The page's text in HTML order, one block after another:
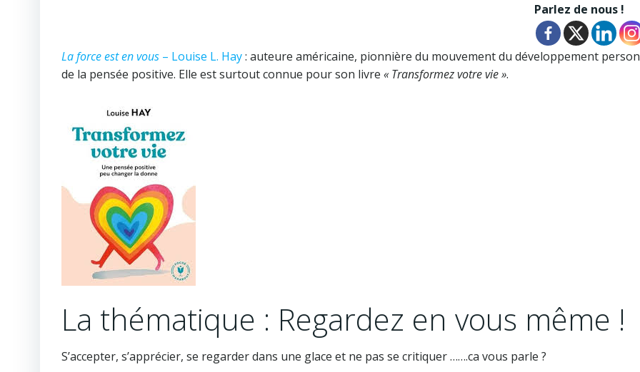
Parlez de nous !
La force est en vous – Louise L. Hay: auteure américaine, pionnière du mouvement du développement
de la pensée positive. Elle est surtout connue pour son livre « Transformez votre vie ».
La thématique : Regardez en vous même !
S’accepter, s’apprécier, se regarder dans une glace et ne pas se critiquer …….ca vous parle ?